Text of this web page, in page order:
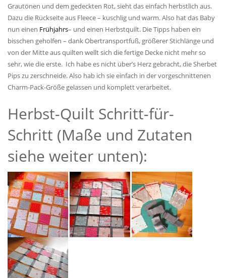
Grautönen und dem gedeckten Rot, sieht das einfach herbstlich aus.
Dazu die Rückseite aus Fleece – kuschlig und warm. Also hat das Baby
nun einen Frühjahrs– und einen Herbstquilt. Die Tipps haben ein
bisschen geholfen – dank Obertransportfuß, größerer Stichlänge und
von der Mitte aus quilten wellt sich die fertige Decke nicht mehr so
sehr, wie die erste. Ich habe es nicht über’s Herz gebracht, die Sherbet
Pips zu zerschneide. Also hab ich sie einfach in der vorgeschnittenen
Charm-Pack-Größe gelassen und komplett verarbeitet.
Herbst-Quilt Schritt-für-
Schritt (Maße und Zutaten
siehe weiter unten):